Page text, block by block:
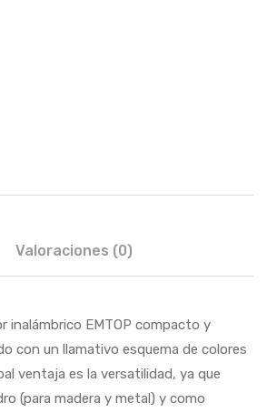
Valoraciones (0)
inalámbrico EMTOP compacto y
con un llamativo esquema de colores
ventaja es la versatilidad, ya que
(para madera y metal) y como